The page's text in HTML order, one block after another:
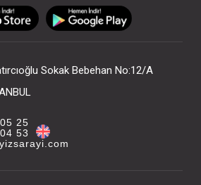
Sokak Bebehan No:12/A
25
53